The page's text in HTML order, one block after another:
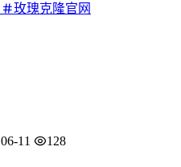
玫瑰克隆官网
06-11
128